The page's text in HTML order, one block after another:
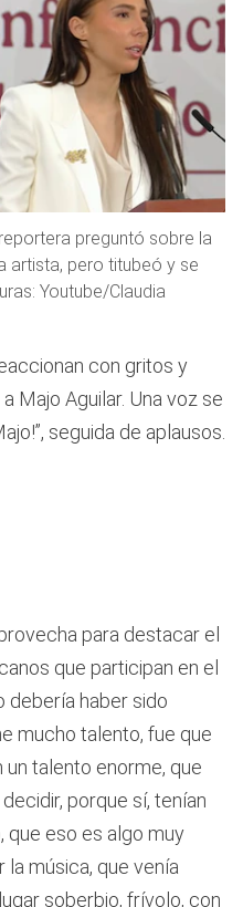
preguntó sobre la
artista, pero titubeó y se
Youtube/Claudia
con gritos y
Majo Aguilar. Una voz se
seguida de aplausos.
para destacar el
que participan en el
debería haber sido
mucho talento, fue que
talento enorme, que
porque sí, tenían
que eso es algo muy
la música, que venía
soberbio, frívolo, con